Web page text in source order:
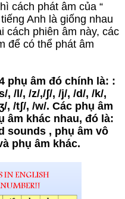
cách phát âm của “
Anh là giống nhau
cách phiên âm này, các
để có thể phát âm
phụ âm đó chính là: :
, /l/, /z/,/ʃ/, /j/, /d/, /k/,
, /tʃ/, /w/. Các phụ âm
âm khác nhau, đó là:
sounds , phụ âm vô
phụ âm khác.